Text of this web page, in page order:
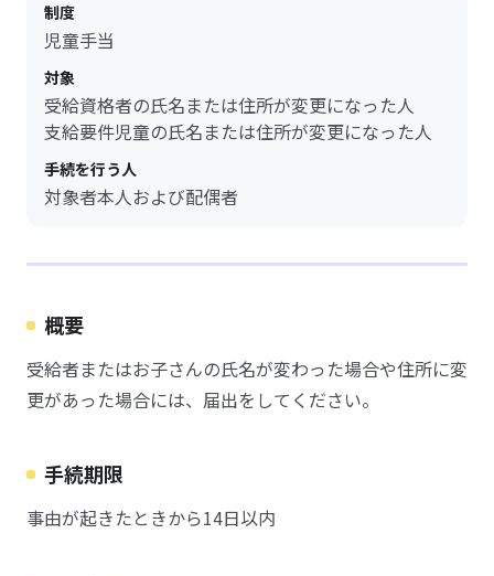
制度
児童手当
対象
受給資格者の氏名または住所が変更になった人
支給要件児童の氏名または住所が変更になった人
手続を行う人
対象者本人および配偶者
概要
受給者またはお子さんの氏名が変わった場合や住所に変
更があった場合には、届出をしてください。
手続期限
事由が起きたときから14日以内